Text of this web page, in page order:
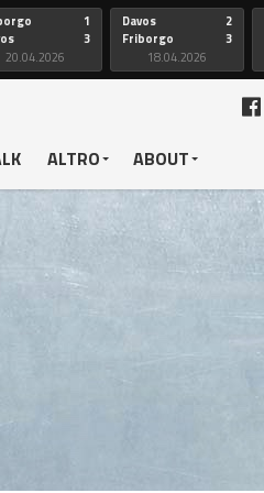
1
3
20.04.2026
Davos
Friborgo
2
3
18.04.2026
ALTRO ABOUT